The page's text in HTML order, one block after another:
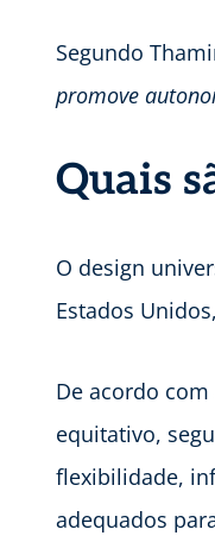
Segundo
promove
Quais
O design
Estados
De acordo
equitativo,
flexibilidade,
adequados